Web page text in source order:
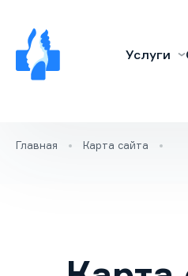
Лечение алкоголизма
Лечение наркомании
Кодирование
Услуги
Главная Карта сайта